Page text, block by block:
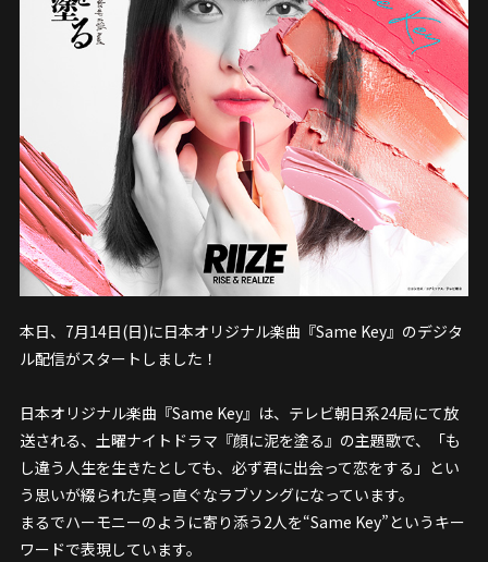
本日、7月14日(日)に日本オリジナル楽曲『Same Key』のデジタ
ル配信がスタートしました！
日本オリジナル楽曲『Same Key』は、テレビ朝日系24局にて放
送される、土曜ナイトドラマ『顔に泥を塗る』の主題歌で、「も
し違う人生を生きたとしても、必ず君に出会って恋をする」とい
う思いが綴られた真っ直ぐなラブソングになっています。
まるでハーモニーのように寄り添う2人を“Same Key”というキー
ワードで表現しています。